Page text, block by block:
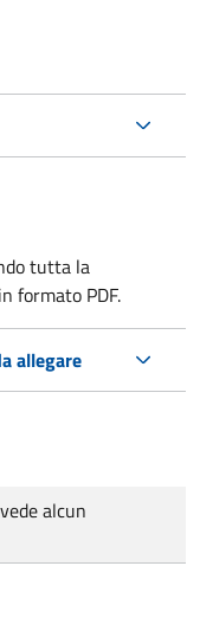
tutta la
formato PDF.
allegare
alcun